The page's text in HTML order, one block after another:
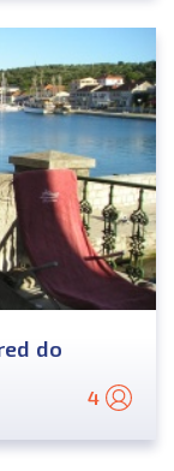
do
4